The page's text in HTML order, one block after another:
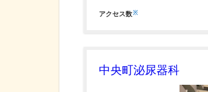
アクセス数※
中央町泌尿器科